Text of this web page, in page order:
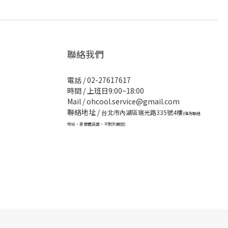
聯絡我們
電話 / 02-27617617
時間 / 上班日9:00~18:00
Mail / ohcool.service@gmail.com
聯絡地址 /台北市內湖區瑞光路335號4樓(僅為聯絡
地址，非實體店面，不對外開放)